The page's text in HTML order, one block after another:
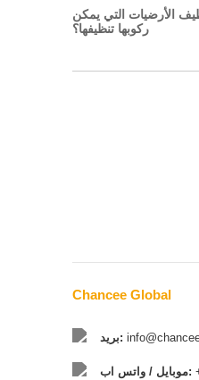
الأرضيات التي يمكن
ركوبها تنظيفها؟
Chancee Global
بريد:
موبايل / واتس اب: